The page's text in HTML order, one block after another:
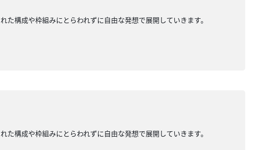
構成や枠組みにとらわれずに自由な発想で展開していきます。
構成や枠組みにとらわれずに自由な発想で展開していきます。